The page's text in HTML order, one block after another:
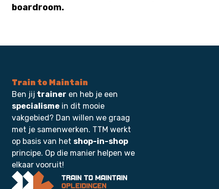
boardroom.
Train to Maintain
Ben jij trainer en heb je een
specialisme in dit mooie
vakgebied? Dan willen we graag
met je samenwerken. TTM werkt
op basis van het shop-in-shop
principe. Op die manier helpen we
elkaar vooruit!